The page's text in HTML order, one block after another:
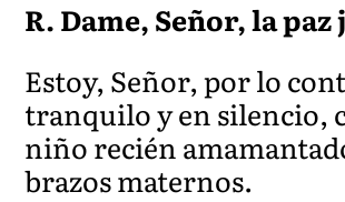
R. Dame, Señor, la
Estoy, Señor, por lo
tranquilo y en silencio,
niño recién
brazos maternos.